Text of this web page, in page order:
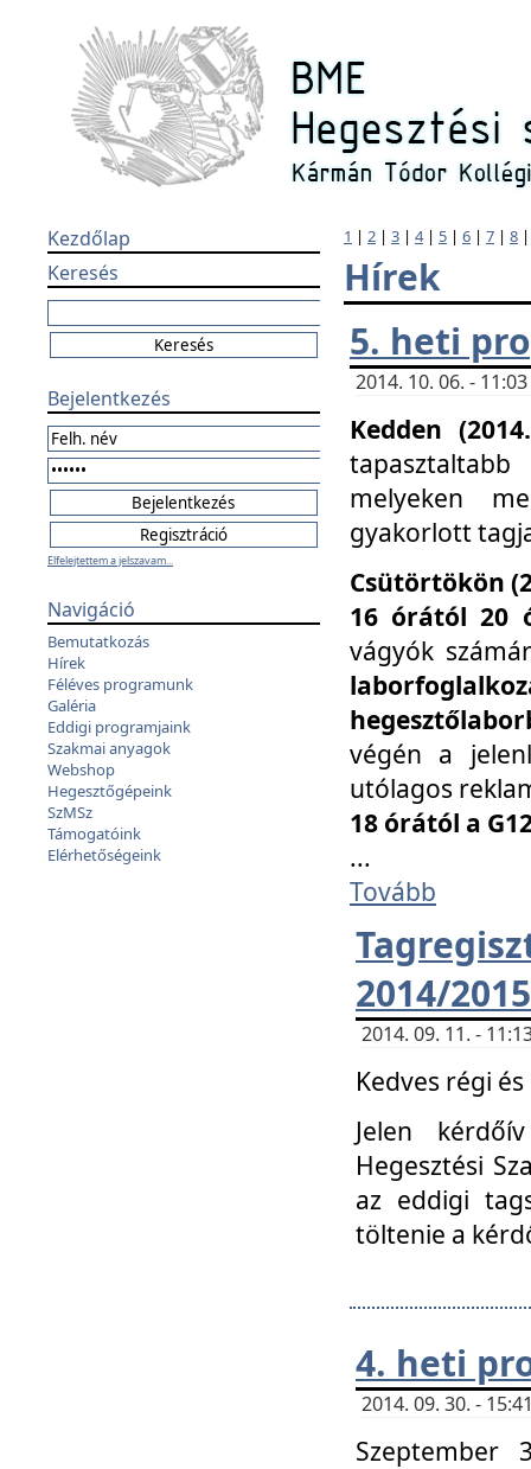
Kezdőlap
Keresés
Bejelentkezés
Elfelejtettem a jelszavam...
Navigáció
Bemutatkozás
Hírek
Féléves programunk
Galéria
Eddigi programjaink
Szakmai anyagok
Webshop
Hegesztőgépeink
SzMSz
Támogatóink
Elérhetőségeink
1 | 2 | 3 | 4| 5 | 6 | 7 | 8
Hírek
5. heti
2014. 10. 06. -
Kedden
melyeken
gyakorlott
Csütörtökön
16 órától 20
vágyók
végén a
utólagos
18 órától a
...
Tovább
2014/
2014. 09. 11. -
Kedves régi
Jelen
Hegesztési
az eddigi
töltenie a
4. heti
2014. 09. 30. -
Szeptember